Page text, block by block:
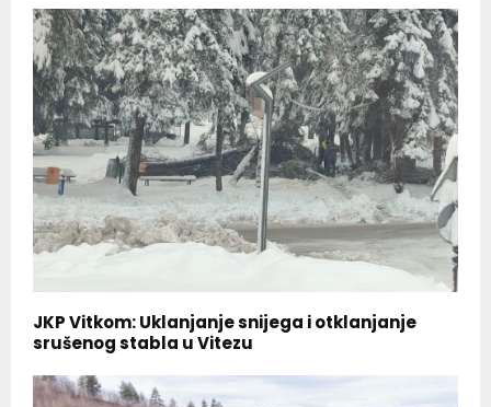
JKP Vitkom: Uklanjanje snijega i otklanjanje
srušenog stabla u Vitezu